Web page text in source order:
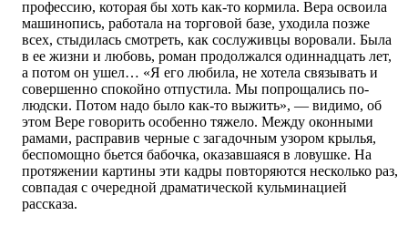
профессию, которая бы хоть как-то кормила. Вера освоила
машинопись, работала на торговой базе, уходила позже
всех, стыдилась смотреть, как сослуживцы воровали. Была
в ее жизни и любовь, роман продолжался одиннадцать лет,
а потом он ушел… «Я его любила, не хотела связывать и
совершенно спокойно отпустила. Мы попрощались по-
людски. Потом надо было как-то выжить», — видимо, об
этом Вере говорить особенно тяжело. Между оконными
рамами, расправив черные с загадочным узором крылья,
беспомощно бьется бабочка, оказавшаяся в ловушке. На
протяжении картины эти кадры повторяются несколько раз,
совпадая с очередной драматической кульминацией
рассказа.